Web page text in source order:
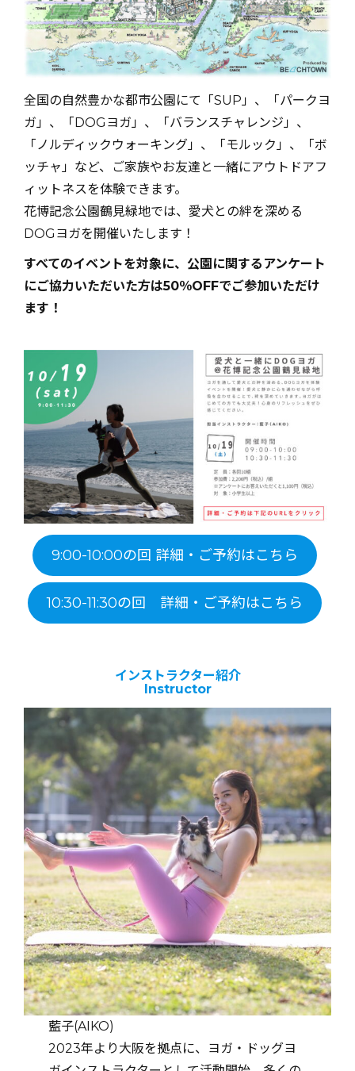
全国の自然豊かな都市公園にて「SUP」、「パークヨ
ガ」、「DOGヨガ」、「バランスチャレンジ」、
「ノルディックウォーキング」、「モルック」、「ボ
ッチャ」など、ご家族やお友達と一緒にアウトドアフ
ィットネスを体験できます。
花博記念公園鶴見緑地では、愛犬との絆を深める
DOGヨガを開催いたします！
すべてのイベントを対象に、公園に関するアンケート
にご協力いただいた方は50％OFFでご参加いただけ
ます！
9:00-10:00の回 詳細・ご予約はこちら
10:30-11:30の回 詳細・ご予約はこちら
インストラクター紹介
Instructor
藍子(AIKO)
2023年より大阪を拠点に、ヨガ・ドッグヨ